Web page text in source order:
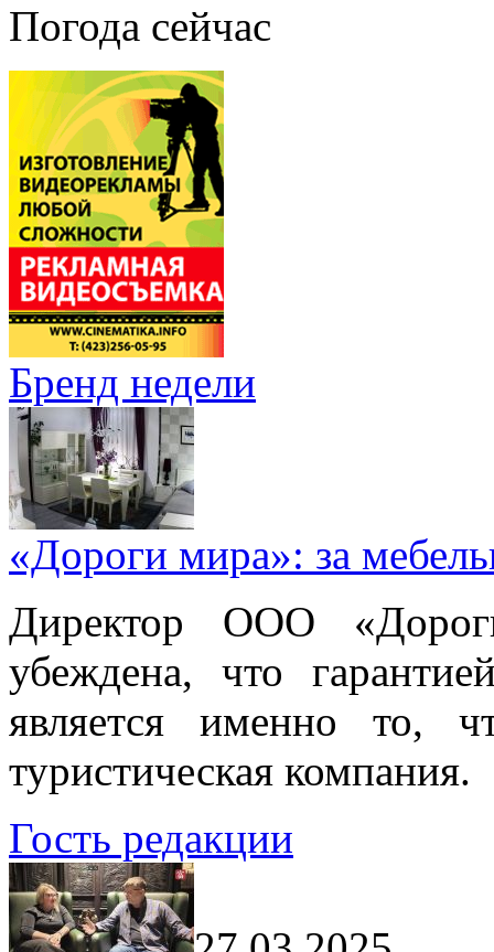
Погода сейчас
Бренд недели
«Дороги мира»: за
Директор ООО
убеждена, что
является именно то,
туристическая компания.
Гость редакции